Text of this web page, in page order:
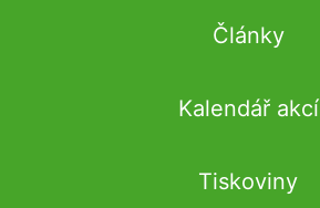
Články
Kalendář akcí
Tiskoviny